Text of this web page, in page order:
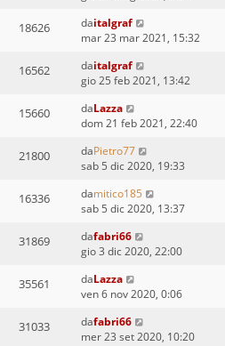
18626 daitalgraf
mar 23 mar 2021, 15:32
16562 daitalgraf
gio 25 feb 2021, 13:42
15660 daLazza
dom 21 feb 2021, 22:40
21800 daPietro77
sab 5 dic 2020, 19:33
16336 damitico185
sab 5 dic 2020, 13:37
31869 dafabri66
gio 3 dic 2020, 22:00
35561 daLazza
ven 6 nov 2020, 0:06
31033 dafabri66
mer 23 set 2020, 10:20